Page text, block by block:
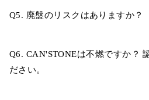
Q5. 廃盤のリスクはありますか？
Q6. CAN'STONEは不燃ですか？
ださい。